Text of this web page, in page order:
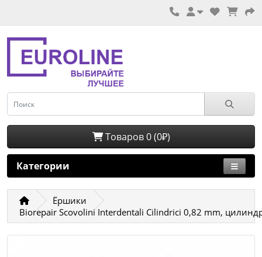
Товаров 0 (0₽)
Категории
Ёршики
Biorepair Scovolini Interdentali Cilindrici 0,82 mm,